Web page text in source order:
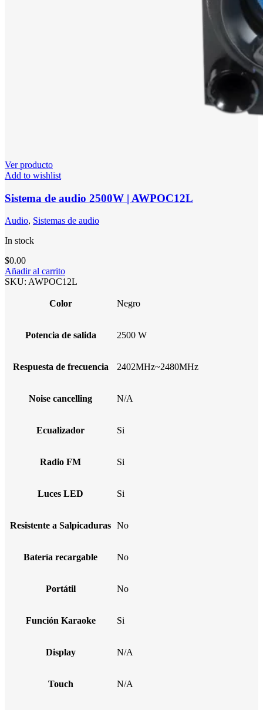
Ver producto
Add to wishlist
Sistema de audio 2500W | AWPOC12L
Audio, Sistemas de audio
In stock
$0.00
Añadir al carrito
SKU: AWPOC12L
Color Negro
Potencia de salida 2500 W
Respuesta de frecuencia 2402MHz~2480MHz
Noise cancelling N/A
Ecualizador Si
Radio FM Si
Luces LED Si
Resistente a Salpicaduras No
Batería recargable No
Portátil No
Función Karaoke Si
Display N/A
Touch N/A